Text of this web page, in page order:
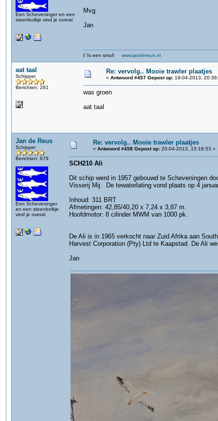
Een Scheveninger en een
steenbolkje vind je overal
Mvg
Jan
t' Is een smul! www.jandereus.nl
aat taal
Schipper
Berichten: 261
Re: vervolg.. Mooie trawler plaatjes
« Antwoord #457 Gepost op: 19-04-2013,
was groen
aat taal
Jan de Reus
Schipper
Berichten: 679
Een Scheveninger
en een steenbolkje
vind je overal
Re: vervolg.. Mooie trawler plaatjes
« Antwoord #458 Gepost op: 20-04-2013, 15:18:53 »
SCH210 Ali
Dit schip werd in 1957 gebouwd te Scheveningen
Visserij Mij. De tewaterlating vond plaats op 4
Inhoud: 311 BRT
Afmetingen: 42,85/40,20 x 7,24 x 3,87 m.
Hoofdmotor: 8 cilinder MWM van 1000 pk.
De Ali is in 1965 verkocht naar Zuid Afrika aan
Harvest Corporation (Pty) Ltd te Kaapstad. De Ali
Jan